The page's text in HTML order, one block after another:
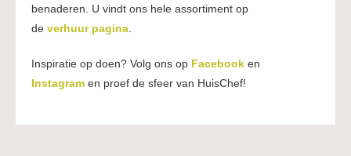
benaderen. U vindt ons hele assortiment op
de verhuur pagina
Inspiratie op doen? Volg ons op Facebook en
Instagram en proef de sfeer van HuisChef!